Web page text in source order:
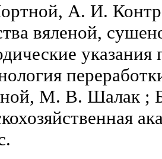
А. И.
вяленой,
М. В. Шалак ;